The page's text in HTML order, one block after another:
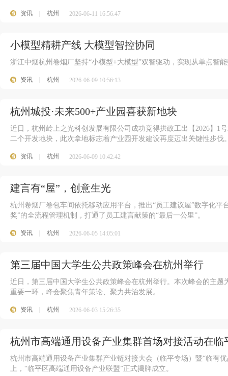
资讯 杭州 2026-06-11 16:56:47
小模型精耕产线 大模型智控协同
浙江中烟杭州卷烟厂坚持“小模型+大模型”双智驱动，实现从单点智
资讯 杭州 2026-06-09 10:56:13
杭州城投·未来500+产业园喜获新地块
近日，杭州岭上之光科创发展有限公司成功竞得拱政工出【2026】1
二个开发地块，此次拿地标志着产业园开发建设再度迈出关键性步伐
资讯 杭州 2026-06-09 10:42:42
建言有“屋”，创意生光
杭州卷烟厂卷包车间依托移动应用平台，推出“员工建议屋”数字化
奖”的全流程管理机制，打通了员工建言献策的“最后一公里”。
资讯 杭州 2026-06-05 14:05:01
第三届中国大学生公共政策峰会在杭州举行
近日，第三届中国大学生公共政策峰会在杭州举行。本次峰会的主题
重要一环，峰会聚焦青年策论、聚力共治发展。
资讯 杭州 2026-06-03 15:26:35
杭州市高端通用设备产业集群首场对接活动在临
杭州市高端通用设备产业集群产业链对接大会（临平专场）暨“临有
上，“临平区高端通用设备产业联盟”正式揭牌成立。